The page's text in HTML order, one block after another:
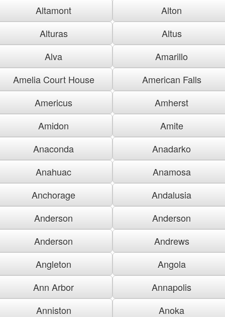
Altamont
Alton
Alturas
Altus
Alva
Amarillo
Amelia Court House
American Falls
Americus
Amherst
Amidon
Amite
Anaconda
Anadarko
Anahuac
Anamosa
Anchorage
Andalusia
Anderson
Anderson
Anderson
Andrews
Angleton
Angola
Ann Arbor
Annapolis
Anniston
Anoka